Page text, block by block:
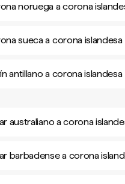
noruega a corona
sueca a corona islandesa
antillano a corona islandesa
australiano a corona
barbadense a corona